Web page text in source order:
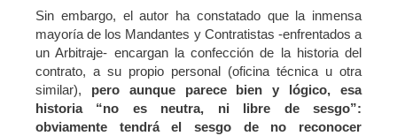
Sin embargo, el autor ha constatado que la inmensa
mayoría de los Mandantes y Contratistas -enfrentados a
un Arbitraje- encargan la confección de la historia del
contrato, a su propio personal (oficina técnica u otra
similar), pero aunque parece bien y lógico, esa
historia “no es neutra, ni libre de sesgo”:
obviamente tendrá el sesgo de no reconocer